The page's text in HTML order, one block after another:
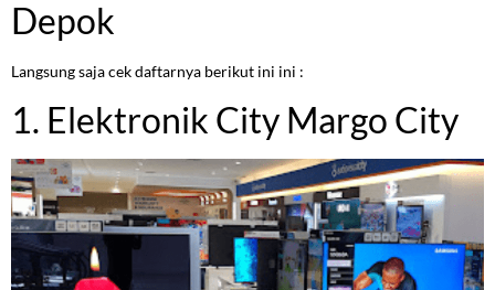
Depok
Langsung saja cek daftarnya berikut ini ini :
1. Elektronik City Margo City